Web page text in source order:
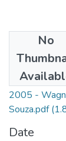
No
Instituto de
2005 -
Souza.pdf
Date